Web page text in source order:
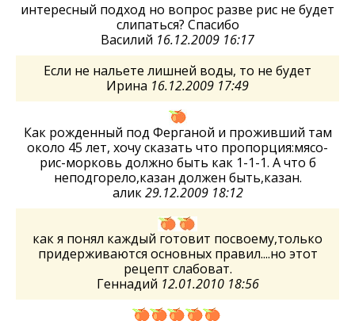
интересный подход но вопрос разве рис не будет
слипаться? Спасибо
Василий 16.12.2009 16:17
Если не нальете лишней воды, то не будет
Ирина 16.12.2009 17:49
Как рожденный под Ферганой и проживший там
около 45 лет, хочу сказать что пропорция:мясо-
рис-морковь должно быть как 1-1-1. А что б
неподгорело,казан должен быть,казан.
алик29.12.2009 18:12
как я понял каждый готовит посвоему,только
придерживаются основных правил....но этот
рецепт слабоват.
Геннадий 12.01.2010 18:56